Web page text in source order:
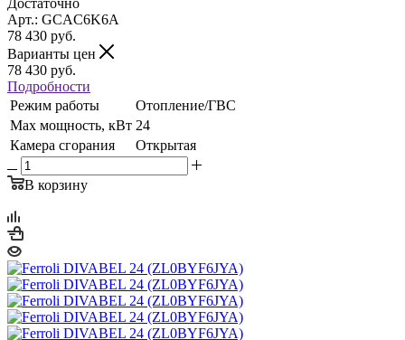
Арт.: GCAC6K6A
78 430 руб.
Варианты цен
78 430 руб.
Подробности
Режим работы
Отопление/ГВС
Max мощность, кВт 24
Камера сгорания
Открытая
В корзину